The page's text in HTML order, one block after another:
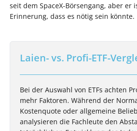
seit dem SpaceX-Börsengang, aber er
Erinnerung, dass es nötig sein könnte.
Laien- vs. Profi-ETF-
Bei der Auswahl von ETFs achten
mehr Faktoren. Während der
Kostenquote oder allgemeine
analysieren die Fachleute den